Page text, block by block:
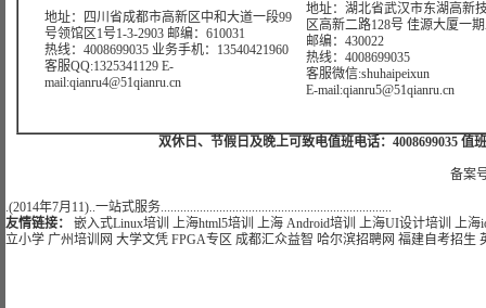
地址：四川省成都市高新区中和大道一段99
号领馆区1号1-3-2903 邮编：610031
热线：4008699035 业务手机：13540421960
客服QQ:1325341129 E-
mail:qianru4@51qianru.cn
地址：湖北省武汉市东湖高新
区高新二路128号 佳源大厦一
邮编：430022
热线：4008699035
客服微信:shuhaipeixun
E-mail:qianru5@51qianru.cn
双休日、节假日及晚上可致电值班电话：4008699035 值
备案
.(2014年7月11)..一站式服务.......................................................................
友情链接：
嵌入式Linux培训 上海html5培训 上海 Android培训 上海UI设计培训 上海
立小学 广州培训网 大学文凭 FPGA专区 成都汇众益智 哈尔滨招聘网 福建自考招生